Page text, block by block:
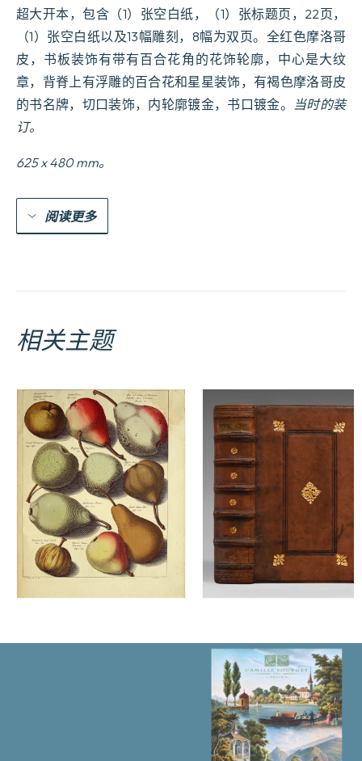
e0
l19occasion
du
Mariage
de
Madame
Louise-
Elisabeth
de
de
Philippe,
Infant
et
trentie8me
sept
cent
trente-
neuf.
数
超大开本，包含（1）张空白纸，（1）张标题页，22页，
（1）张空白纸以及13幅雕刻，8幅为双页。全红色摩洛哥
皮，书板装饰有带有百合花角的花饰轮廓，中心是大纹
章，背脊上有浮雕的百合花和星星装饰，有褐色摩洛哥皮
的书名牌，切口装饰，内轮廓镀金，书口镀金。 当时的装
订。
625 x 480 mm。
阅读更多
相关主题